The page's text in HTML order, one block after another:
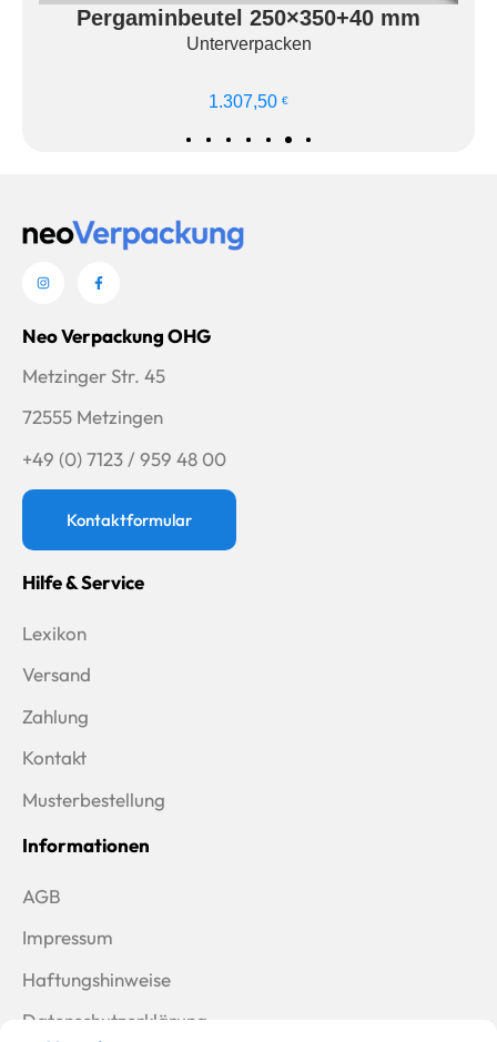
Pergaminbeutel 250×350+40 mm
Unterverpacken
1.307,50 €
Neo Verpackung OHG
Metzinger Str. 45
72555 Metzingen
+49 (0) 7123 / 959 48 00
Kontaktformular
Hilfe & Service
Lexikon
Versand
Zahlung
Kontakt
Musterbestellung
Informationen
AGB
Impressum
Haftungshinweise
Datenschutzerklärung